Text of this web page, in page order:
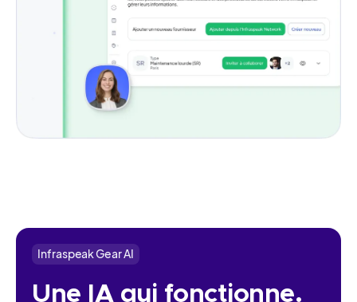
Infraspeak Gear AI
Une IA qui fonctionne.